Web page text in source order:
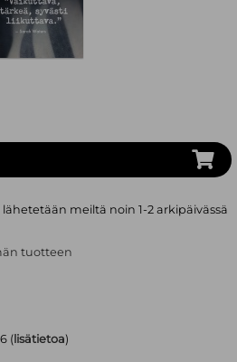
( lisätietoa)
meiltä noin 1-2 arkipäivässä
tuotteen